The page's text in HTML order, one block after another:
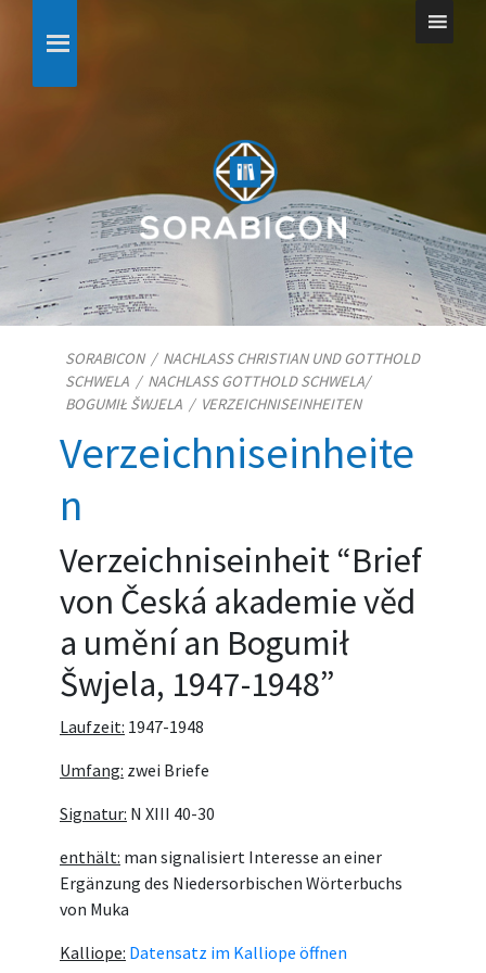
SORABICON/ NACHLASS CHRISTIAN UND GOTTHOLD
SCHWELA / NACHLASS GOTTHOLD SCHWELA/​
BOGUMIŁ ŠWJELA / VERZEICHNISEINHEITEN
Verzeichniseinheite
n
Verzeichniseinheit “Brief
von Česká akademie věd
a umění an Bogumił
Šwjela, 1947-1948”
Laufzeit: 1947-1948
Umfang: zwei Briefe
Signatur: N XIII 40-30
enthält: man signalisiert Interesse an einer
Ergänzung des Niedersorbischen Wörterbuchs
von Muka
Kalliope: Datensatz im Kalliope öffnen